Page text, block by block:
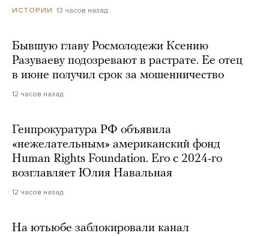
ИСТОРИИ 13 часов назад
Бывшую главу Росмолодежи Ксению
Разуваеву подозревают в растрате. Ее отец
в июне получил срок за мошенничество
12 часов назад
Генпрокуратура РФ объявила
«нежелательным» американский фонд
Human Rights Foundation. Его с 2024-го
возглавляет Юлия Навальная
12 часов назад
На ютьюбе заблокировали канал